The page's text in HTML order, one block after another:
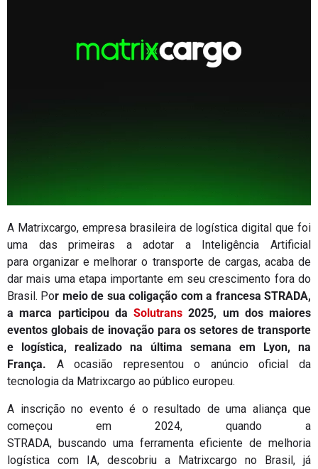
A Matrixcargo, empresa brasileira de logística digital que foi
uma das primeiras a adotar a Inteligência Artificial
para organizar e melhorar o transporte de cargas, acaba de
dar mais uma etapa importante em seu crescimento fora do
Brasil. Por meio de sua coligação com a francesa STRADA,
a marca participou da Solutrans 2025, um dos maiores
eventos globais de inovação para os setores de transporte
e logística, realizado na última semana em Lyon, na
França. A ocasião representou o anúncio oficial da
tecnologia da Matrixcargo ao público europeu.
A inscrição no evento é o resultado de uma aliança que
começou em 2024, quando a
STRADA, buscando uma ferramenta eficiente de melhoria
logística com IA, descobriu a Matrixcargo no Brasil, já